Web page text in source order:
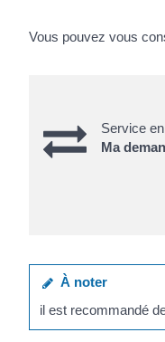
Vous pouvez vous
Service
Ma
À noter
il est recommandé